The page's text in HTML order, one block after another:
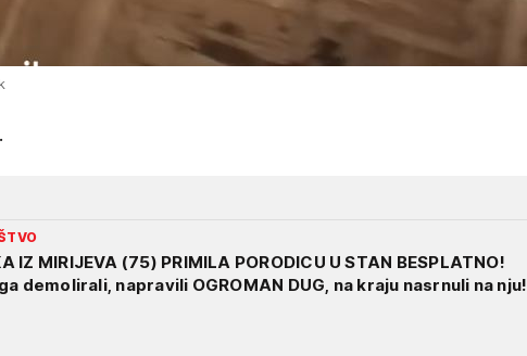
IZ MIRIJEVA (75) PRIMILA PORODICU U STAN BESPLATNO!
demolirali, napravili OGROMAN DUG, na kraju nasrnuli na nju!